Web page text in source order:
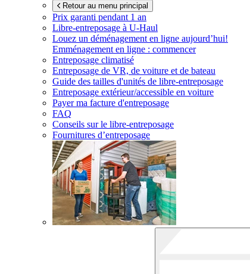
Retour au menu principal
Prix garanti pendant 1 an
Libre-entreposage à U-Haul
Louez un déménagement en ligne aujourd’hui!
Emménagement en ligne : commencer
Entreposage climatisé
Entreposage de VR, de voiture et de bateau
Guide des tailles d'unités de libre-entreposage
Entreposage extérieur/accessible en voiture
Payer ma facture d'entreposage
FAQ
Conseils sur le libre-entreposage
Fournitures d’entreposage